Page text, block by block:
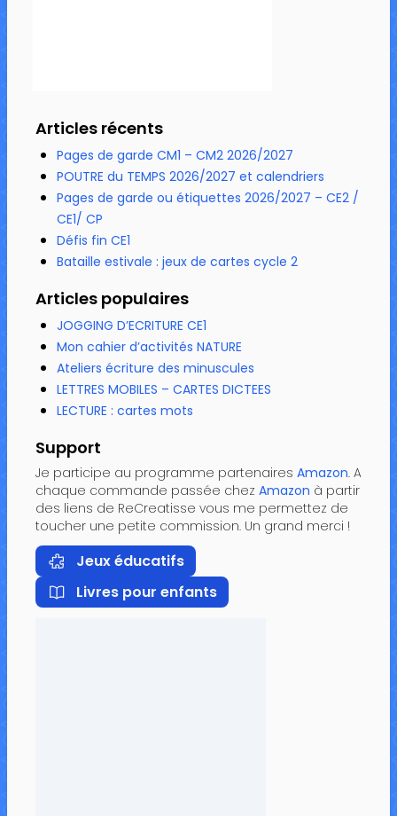
Articles récents
Pages de garde CM1 – CM2 2026/2027
POUTRE du TEMPS 2026/2027 et calendriers
Pages de garde ou étiquettes 2026/2027 – CE2 /
CE1/ CP
Défis fin CE1
Bataille estivale : jeux de cartes cycle 2
Articles populaires
JOGGING D’ECRITURE CE1
Mon cahier d’activités NATURE
Ateliers écriture des minuscules
LETTRES MOBILES – CARTES DICTEES
LECTURE : cartes mots
Support
Je participe au programme partenaires Amazon. A
chaque commande passée chez Amazon à partir
des liens de ReCreatisse vous me permettez de
toucher une petite commission. Un grand merci !
Jeux éducatifs
Livres pour enfants